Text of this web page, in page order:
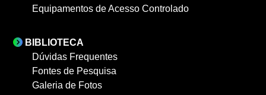
Equipamentos de Acesso Controlado
BIBLIOTECA
Dúvidas Frequentes
Fontes de Pesquisa
Galeria de Fotos